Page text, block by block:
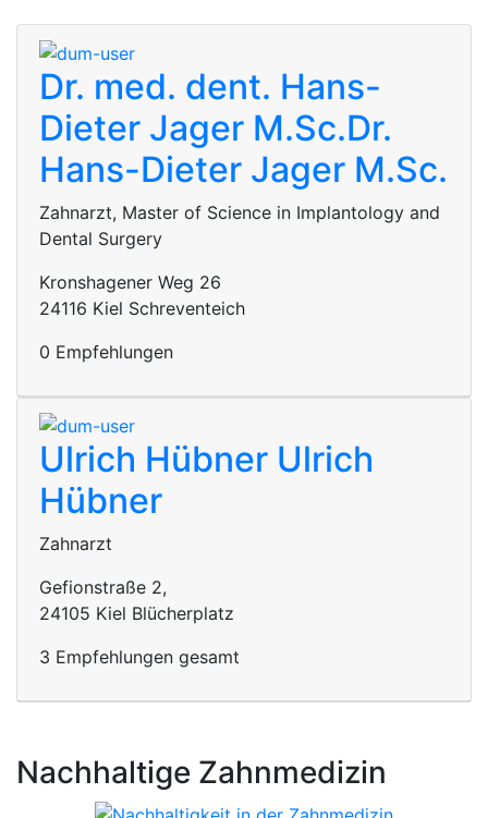
Dr. med. dent. Hans-
Dieter Jager M.Sc.Dr.
Hans-Dieter Jager M.Sc.
Zahnarzt, Master of Science in Implantology and
Dental Surgery
Kronshagener Weg 26
24116 Kiel Schreventeich
0 Empfehlungen
Ulrich Hübner Ulrich
Hübner
Zahnarzt
Gefionstraße 2,
24105 Kiel Blücherplatz
3 Empfehlungen gesamt
Nachhaltige Zahnmedizin